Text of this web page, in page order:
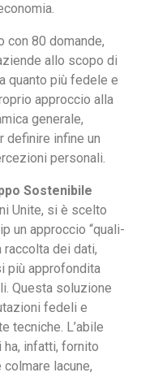
con 80 domande,
allo scopo di
quanto più fedele e
approccio alla
generale,
definire infine un
personali.
Sostenibile
Unite, si è scelto
un approccio “quali-
raccolta dei dati,
più approfondita
Questa soluzione
fedeli e
tecniche. L’abile
infatti, fornito
lacune,